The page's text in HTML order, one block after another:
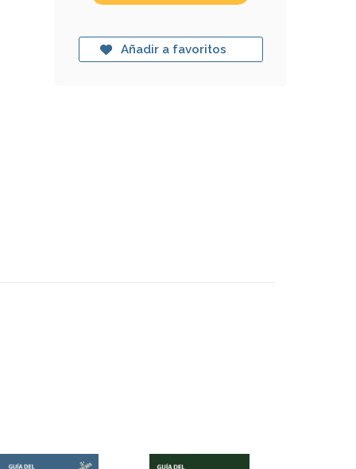
Añadir a favoritos